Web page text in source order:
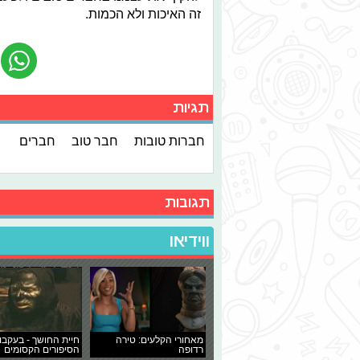
זה האיכות ולא הכמות.
תגיות
חברות טובות חבר טוב חברים
תגובות
ווידיאו
מאחורי הקלעים: טירה
רדופה
חיית החושך -
הסיפורים הקסומים